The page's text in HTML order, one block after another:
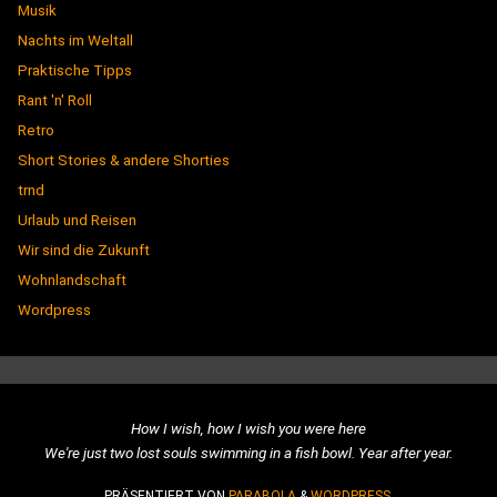
Musik
Nachts im Weltall
Praktische Tipps
Rant 'n' Roll
Retro
Short Stories & andere Shorties
trnd
Urlaub und Reisen
Wir sind die Zukunft
Wohnlandschaft
Wordpress
How I wish, how I wish you were here
We're just two lost souls swimming in a fish bowl. Year after year.